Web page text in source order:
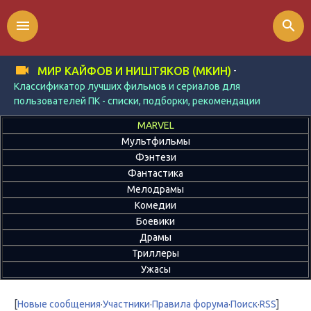
МИР КАЙФОВ И НИШТЯКОВ (МКИН) -
Классификатор лучших фильмов и сериалов для
пользователей ПК - списки, подборки, рекомендации
menu search
MARVEL
Мультфильмы
Фэнтези
Фантастика
Мелодрамы
Комедии
Боевики
Драмы
Триллеры
Ужасы
[Новые сообщения·Участники·Правила форума·Поиск·RSS]